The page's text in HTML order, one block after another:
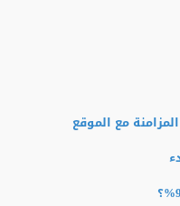
مع الموقع